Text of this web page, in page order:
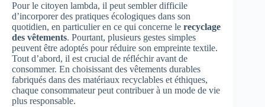
Pour le citoyen lambda, il peut sembler difficile
d’incorporer des pratiques écologiques dans son
quotidien, en particulier en ce qui concerne le recyclage
des vêtements. Pourtant, plusieurs gestes simples
peuvent être adoptés pour réduire son empreinte textile.
Tout d’abord, il est crucial de réfléchir avant de
consommer. En choisissant des vêtements durables
fabriqués dans des matériaux recyclables et éthiques,
chaque consommateur peut contribuer à un mode de vie
plus responsable.